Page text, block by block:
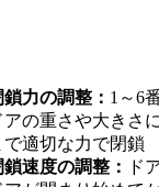
鎖力の調整： 1～6
アの重さや大きさ
で適切な力で閉鎖
鎖速度の調整：
ド